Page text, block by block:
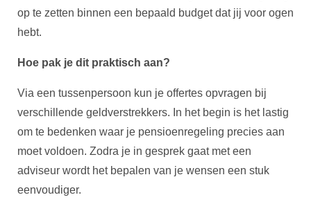
op te zetten binnen een bepaald budget dat jij voor ogen
hebt.
Hoe pak je dit praktisch aan?
Via een tussenpersoon kun je offertes opvragen bij
verschillende geldverstrekkers. In het begin is het lastig
om te bedenken waar je pensioenregeling precies aan
moet voldoen. Zodra je in gesprek gaat met een
adviseur wordt het bepalen van je wensen een stuk
eenvoudiger.